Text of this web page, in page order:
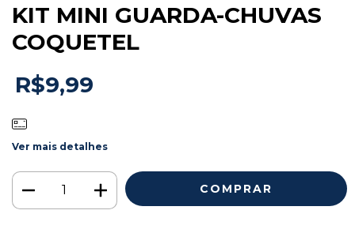
KIT MINI GUARDA-CHUVAS
COQUETEL
R$9,99
Ver mais detalhes